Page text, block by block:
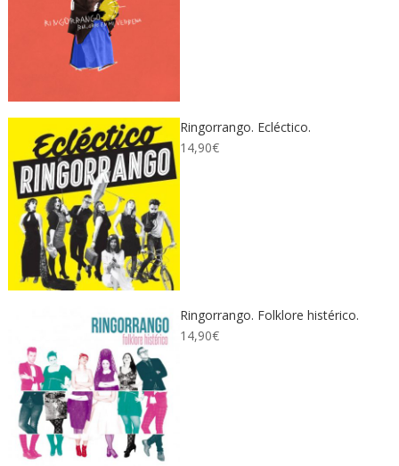
Ringorrango. Ecléctico.
14,90€
Ringorrango. Folklore histérico.
14,90€